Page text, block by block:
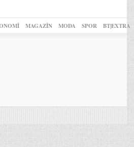
MAGAZİN MODA SPOR BT|EXTRA